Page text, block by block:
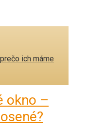
ich máme
okno –